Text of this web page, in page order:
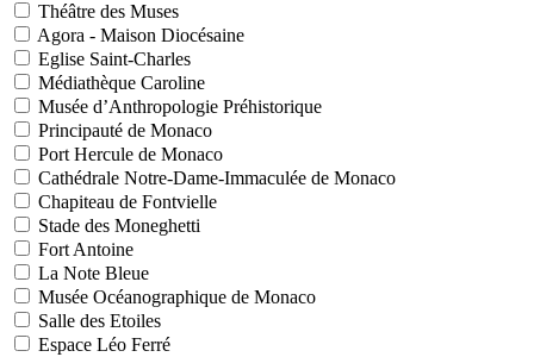
Théâtre des Muses
Agora - Maison Diocésaine
Eglise Saint-Charles
Médiathèque Caroline
Musée d’Anthropologie Préhistorique
Principauté de Monaco
Port Hercule de Monaco
Cathédrale Notre-Dame-Immaculée de Monaco
Chapiteau de Fontvielle
Stade des Moneghetti
Fort Antoine
La Note Bleue
Musée Océanographique de Monaco
Salle des Etoiles
Espace Léo Ferré